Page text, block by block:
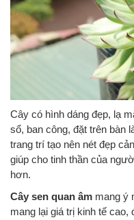
Cây có hình dáng đẹp, lạ
sổ, ban công, đặt trên bàn
trang trí tạo nên nét đẹp
giúp cho tinh thần của
hơn.
Cây sen quan âm mang ý
mang lại giá trị kinh tế